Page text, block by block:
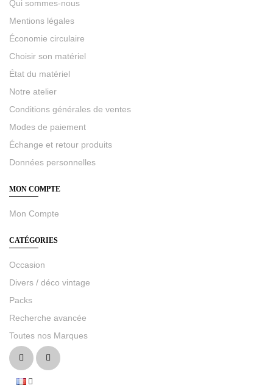
Qui sommes-nous
Mentions légales
Économie circulaire
Choisir son matériel
État du matériel
Notre atelier
Conditions générales de ventes
Modes de paiement
Échange et retour produits
Données personnelles
MON COMPTE
Mon Compte
CATÉGORIES
Occasion
Divers / déco vintage
Packs
Recherche avancée
Toutes nos Marques